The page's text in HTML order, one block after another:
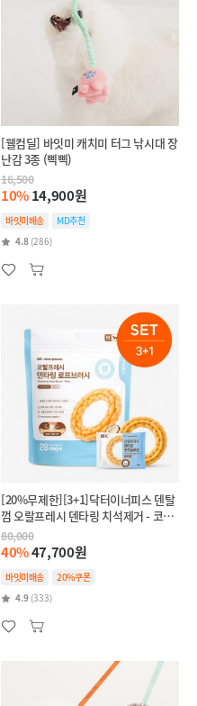
[웰컴딜] 바잇미 캐치미 터그 낚시대 장
난감 3종 (삑삑)
16,500
10%14,900원
바잇미배송
MD추천
4.8 (286)
[20%무제한][3+1]닥터이너피스 덴탈
껌 오랄프레시 덴타링 치석제거 - 코코
넛(릴랙스,스트레스완화)
80,000
40%47,700원
바잇미배송
20%쿠폰
4.9 (333)